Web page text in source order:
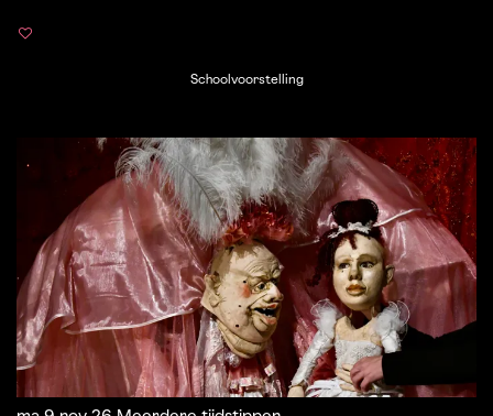
Schoolvoorstelling